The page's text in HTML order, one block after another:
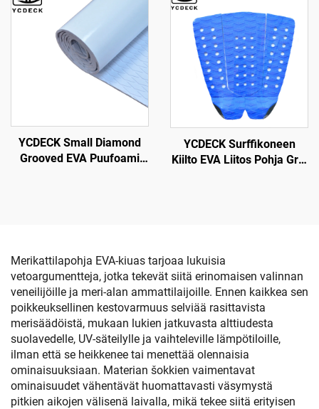
Merenkuljetus
Itseliimautuva Lattia
96''x45.6''/36''/21.6''/16.8''/7.2'',
Teko Teekkilanka
Jonveneille
Moottoriveneille
YCDECK Small Diamond
Grooved EVA Puufoami
YCDECK Surffikoneen
Kiilto EVA Liitos Pohja Grip
Merikattilapohja EVA-kiuas tarjoaa lukuisia
vetoargumentteja, jotka tekevät siitä erinomaisen valinnan
veneilijöille ja meri-alan ammattilaijoille. Ennen kaikkea sen
poikkeuksellinen kestovarmuus selviää rasittavista
merisäädöistä, mukaan lukien jatkuvasta alttiudesta
suolavedelle, UV-säteilylle ja vaihteleville lämpötiloille,
ilman että se heikkenee tai menettää olennaisia
ominaisuuksiaan. Materian šokkien vaimentavat
ominaisuudet vähentävät huomattavasti väsymystä
pitkien aikojen välisenä laivalla, mikä tekee siitä erityisen